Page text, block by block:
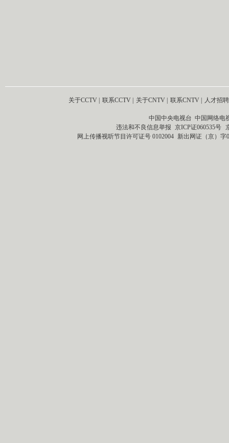
关于CCTV 联系CCTV 关于CNTV 联系CNTV 人才招聘
中国中央电视台 中国网络电
违法和不良信息举报 京ICP证060535号
网上传播视听节目许可证号 0102004 新出网证（京）